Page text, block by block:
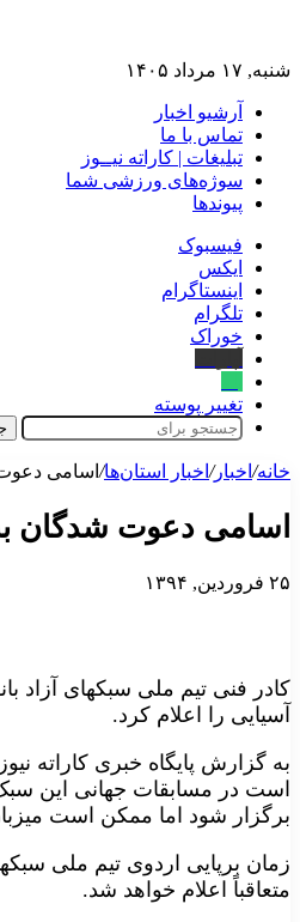
شنبه, ۱۷ مرداد ۱۴۰۵
آرشیو اخبار
تماس‌ با‌ ما
تبلیغات | کاراته نیــوز
سوژه‌های ورزشی شما
پیوندها
فیسبوک
ایکس
اینستاگرام
تلگرام
خوراک
تغییر پوسته
خانه/ اخبار/ اخبار استان‌ها/ اسامی
اسامی دعوت شدگان
۲۵ فروردین, ۱۳۹۴
کادر فنی تیم ملی سبکهای آزاد
آسیایی را اعلام کرد.
به گزارش پایگاه خبری کاراته
است در مسابقات جهانی این
برگزار شود اما ممکن است
زمان برپایی اردوی تیم ملی
متعاقباً اعلام خواهد شد.